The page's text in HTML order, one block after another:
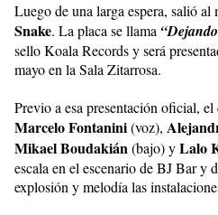
Luego de una larga espera, salió al
Snake. La placa se llama
sello Koala Records y será
mayo en la Sala Zitarrosa.
Previo a esa presentación oficial,
Marcelo Fontanini(voz),
Mikael Boudakián(bajo) yLalo
escala en el escenario de BJ Bar y
explosión y melodía las